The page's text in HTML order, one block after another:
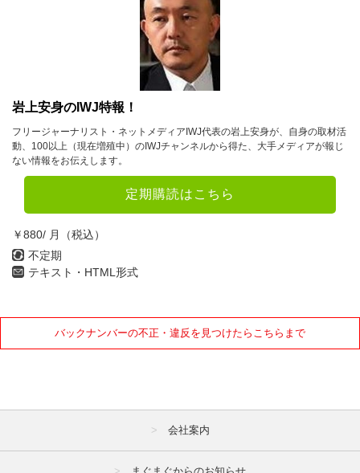
岩上安身のIWJ特報！
フリージャーナリスト・ネットメディアIWJ代表の岩上安身が、自身の取材活
動、100以上（現在増殖中）のIWJチャンネルから得た、大手メディアが報じ
ない情報をお伝えします。
定期購読はこちら
￥880/ 月（税込）
不定期
テキスト・HTML形式
バックナンバーの不正・違反を見つけたらこちらまで
会社案内